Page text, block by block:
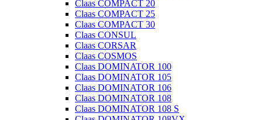
Claas COMPACT 20
Claas COMPACT 25
Claas COMPACT 30
Claas CONSUL
Claas CORSAR
Claas COSMOS
Claas DOMINATOR 100
Claas DOMINATOR 105
Claas DOMINATOR 106
Claas DOMINATOR 108
Claas DOMINATOR 108 S